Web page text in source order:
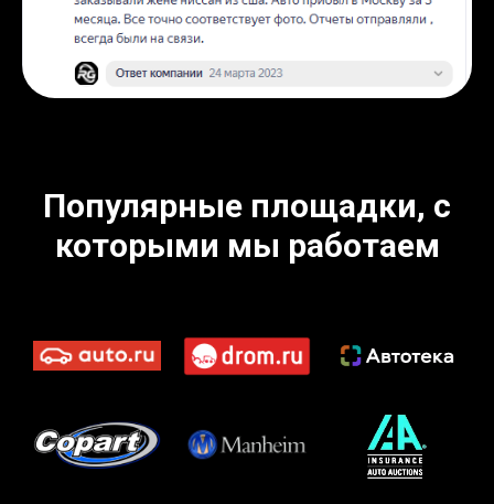
Популярные площадки, с
которыми мы работаем